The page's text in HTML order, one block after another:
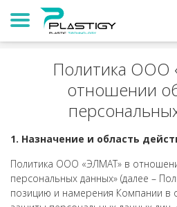
Политика ООО
отношении
1. Назначение и область
Политика ООО «ЭЛМАТ» в
персональных данных» (далее –
позицию и намерения Компании в